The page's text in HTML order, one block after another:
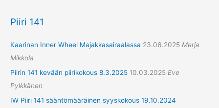
Piiri 141
Kaarinan Inner Wheel Majakkasairaalassa 23.06.2025 Merja
Mikkola
Piirin 141 kevään piirikokous 8.3.2025 10.03.2025 Eve
Pylkkänen
IW Piiri 141 sääntömääräinen syyskokous 19.10.2024